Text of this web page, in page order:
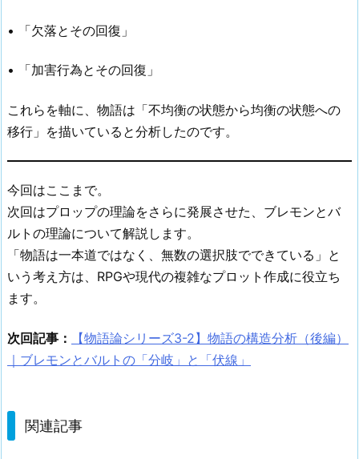
• 「欠落とその回復」
• 「加害行為とその回復」
これらを軸に、物語は「不均衡の状態から均衡の状態への
移行」を描いていると分析したのです。
今回はここまで。
次回はプロップの理論をさらに発展させた、ブレモンとバ
ルトの理論について解説します。
「物語は一本道ではなく、無数の選択肢でできている」と
いう考え方は、RPGや現代の複雑なプロット作成に役立ち
ます。
次回記事：
【物語論シリーズ3-2】物語の構造分析（後編）
｜ブレモンとバルトの「分岐」と「伏線」
関連記事